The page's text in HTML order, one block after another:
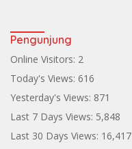
Pengunjung
Online Visitors: 2
Today's Views: 616
Yesterday's Views: 871
Last 7 Days Views: 5,848
Last 30 Days Views: 16,417